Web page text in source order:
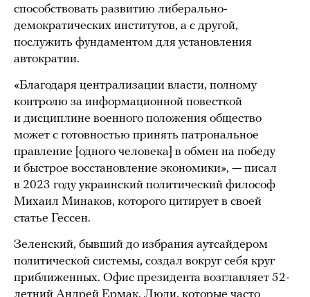
способствовать развитию либерально-
демократических институтов, а с другой,
послужить фундаментом для установления
автократии.
«Благодаря централизации власти, полному
контролю за информационной повесткой
и дисциплине военного положения общество
может с готовностью принять патрональное
правление [одного человека] в обмен на победу
и быстрое восстановление экономики», — писал
в 2023 году украинский политический философ
Михаил Минаков, которого цитирует в своей
статье Гессен.
Зеленский, бывший до избрания аутсайдером
политической системы, создал вокруг себя круг
приближенных. Офис президента возглавляет 52-